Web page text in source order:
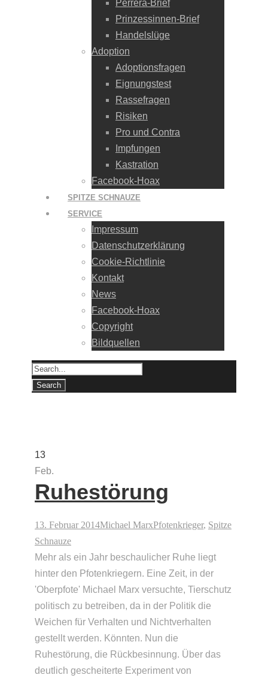
Perrera-Brief
Prinzessinnen-Brief
Handelslüge
Adoption
Adoptionsfragen
Eignungstest
Rassefragen
Risiken
Pro und Contra
Impfungen
Kastration
Facebook-Hoax
SPITZE SCHNAUZE
SERVICE
Impressum
Datenschutzerklärung
Cookie-Richtlinie
Kontakt
News
Facebook-Hoax
Copyright
Bildquellen
13
Feb.
Ruhestörung
13. Februar 2014Michael MarxPfotenkrieger, Spitze
Schnauze
Mehr als ein Jahr beschaulicher Ruhe liegt
hinter den Pfotenkriegern. Eine Zeit, in der
'Oberpfote' Michael Marx versuchte, Tierschutz
politisch zu betreiben, da in der Politik die
Weichen für Verhalten und Nichtverhalten
gestellt werden. Könnten. Nun die
Ruhestörung, die Rückbesinnung. Über das
deutlich gescheiterte Experiment von